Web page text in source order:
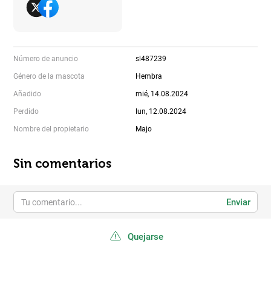
Número de anuncio sl487239
Género de la mascota Hembra
Añadido mié, 14.08.2024
Perdido lun, 12.08.2024
Nombre del propietario Majo
Sin comentarios
Enviar
Quejarse